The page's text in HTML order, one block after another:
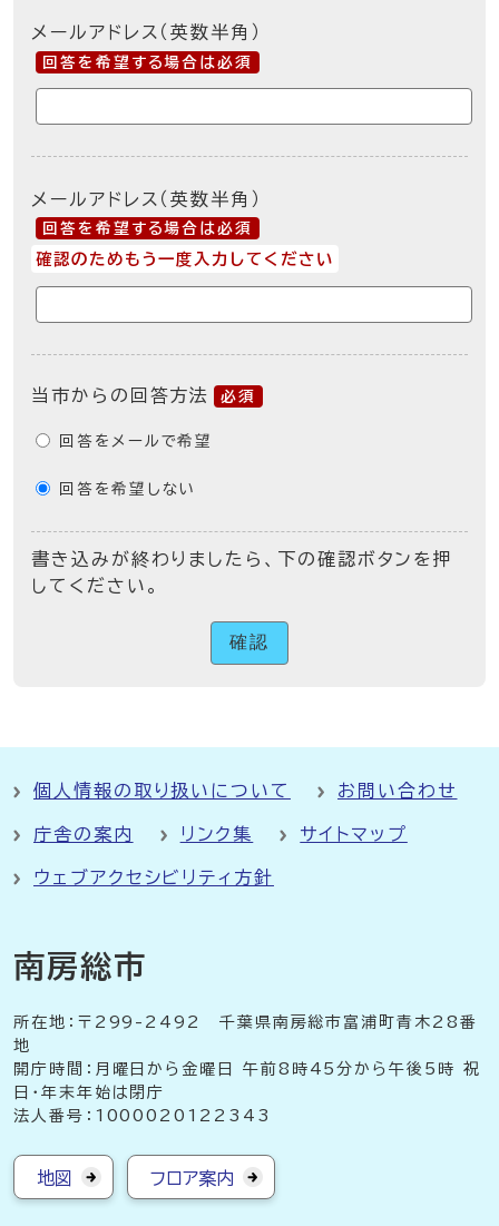
メールアドレス（英数半角）
回答を希望する場合は必須
メールアドレス（英数半角）
回答を希望する場合は必須
確認のためもう一度入力してください
当市からの回答方法 必須
回答をメールで希望
回答を希望しない
書き込みが終わりましたら、下の確認ボタンを押
してください。
確認
個人情報の取り扱いについて お問い合わせ
庁舎の案内 リンク集 サイトマップ
ウェブアクセシビリティ方針
南房総市
所在地：〒299-2492 千葉県南房総市富浦町青木28番
地
開庁時間：月曜日から金曜日 午前8時45分から午後5時 祝
日・年末年始は閉庁
法人番号：1000020122343
地図 フロア案内